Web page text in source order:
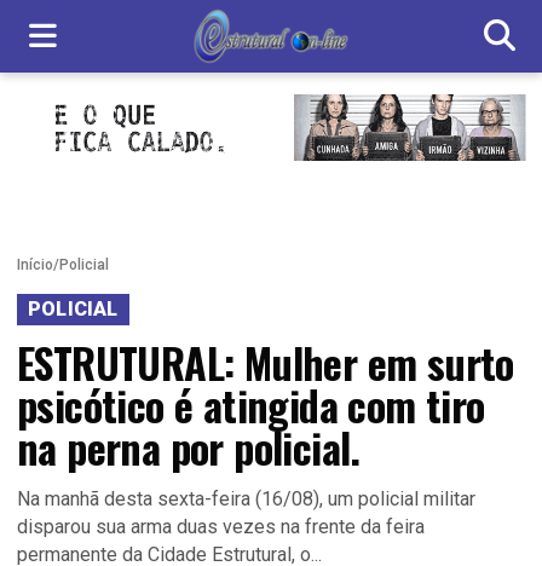
Início/Policial
POLICIAL
ESTRUTURAL: Mulher em surto
psicótico é atingida com tiro
na perna por policial.
Na manhã desta sexta-feira (16/08), um policial militar
disparou sua arma duas vezes na frente da feira
permanente da Cidade Estrutural, o...